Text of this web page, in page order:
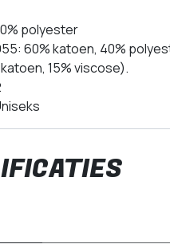
polyester
60% katoen, 40%
15% viscose).